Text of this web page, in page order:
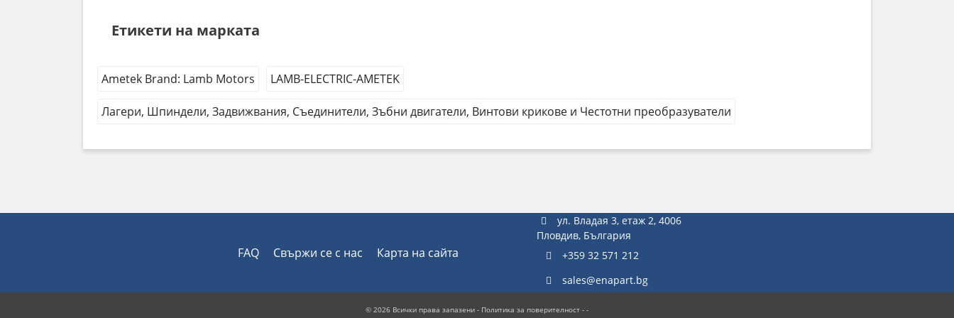
Етикети на марката
Ametek Brand: Lamb Motors LAMB-ELECTRIC-AMETEK
Лагери, Шпиндели, Задвижвания, Съединители, Зъбни двигатели, Винтови крикове и Честотни преобразуватели
FAQ Свържи се с нас Карта на сайта
ул. Владая 3, етаж 2, 4006
Пловдив, България
+359 32 571 212
sales@enapart.bg
© 2026 Всички права запазени - Политика за поверителност - -